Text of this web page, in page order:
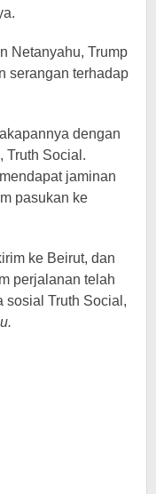
Netanyahu, Trump
serangan terhadap
dengan
Truth Social.
jaminan
pasukan ke
ke Beirut, dan
perjalanan telah
sosial Truth Social,